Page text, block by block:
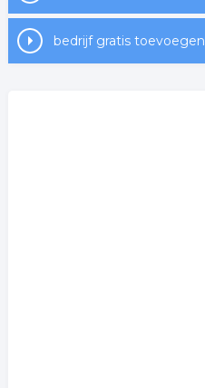
bedrijf gratis toevoegen